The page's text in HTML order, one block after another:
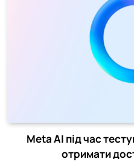
Meta AI під час
отримати